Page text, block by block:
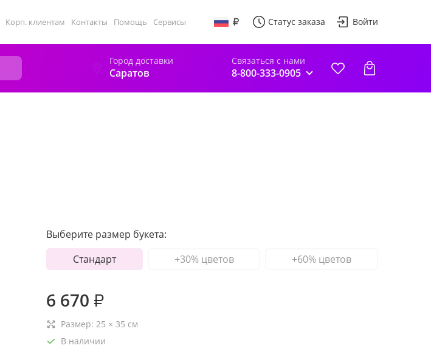
Корп. клиентам Контакты Помощь Сервисы Статус заказа Войти
Город доставки
Саратов
Связаться с нами
8-800-333-0905
Выберите размер букета:
Стандарт
+30% цветов +60% цветов
6 670 ₽
Размер: 25 × 35 см
В наличии